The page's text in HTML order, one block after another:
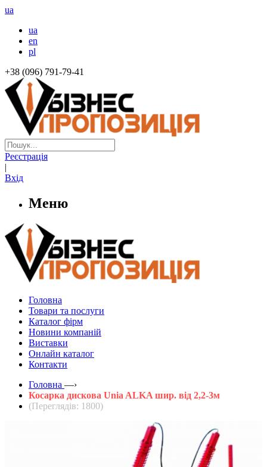
ua
ua
en
pl
+38 (096) 791-79-41
Реєстрація
|
Вхід
Меню
Головна
Товари та послуги
Каталог фірм
Новини компаній
Виставки
Онлайн каталог
Контакти
Головна —›
Косарка дискова Unia ALKA шир. від 2,2-3м
(Переглядів: 1800)